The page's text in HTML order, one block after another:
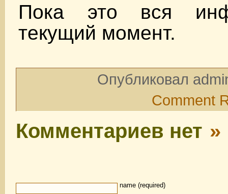
Пока это вся
текущий момент.
Опубликовал
Comment
Комментариев нет »
name (required)